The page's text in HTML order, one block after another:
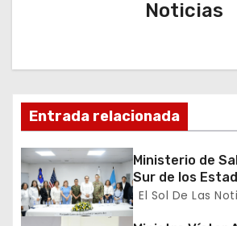
d
e
e
Noticias
Entrada relacionada
Ministerio de
Sur de los
realizan misión
2026 en La Vega
El Sol De Las